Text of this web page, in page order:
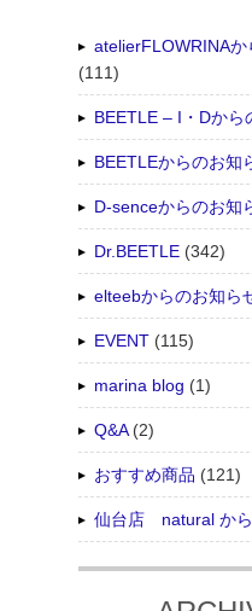
atelierFLOWRINAか
(111)
BEETLE – I・Dから
BEETLEからのお知
D-senceからのお知
Dr.BEETLE (342)
elteebからのお知ら
EVENT (115)
marina blog (1)
Q&A(2)
おすすめ商品 (121)
仙台店 natural か